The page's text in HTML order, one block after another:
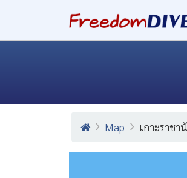
Map เกาะราชา